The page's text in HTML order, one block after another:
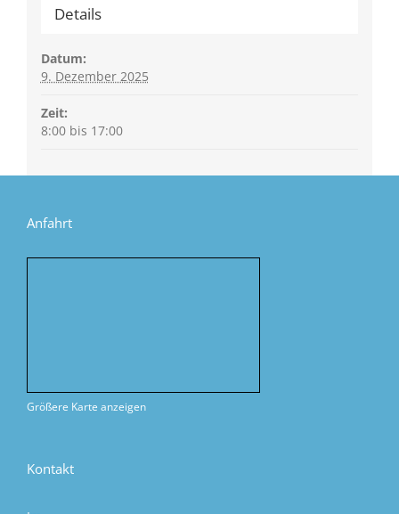
Details
Datum:
9. Dezember 2025
Zeit:
8:00 bis 17:00
Anfahrt
Größere Karte anzeigen
Kontakt